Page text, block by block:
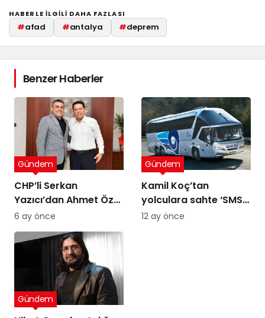
HABERLE ILGILI DAHA FAZLASI
#afad #antalya #deprem
Benzer Haberler
CHP’li Serkan
Yazıcı’dan Ahmet Özer
kararına tepki: Bu bir
yargı değil, sandığı
tanımayan düzenin
Gündem
6 ay önce
Kamil Koç’tan
yolculara sahte ‘SMS’
uyarısı
Gündem
12 ay önce
Gündem